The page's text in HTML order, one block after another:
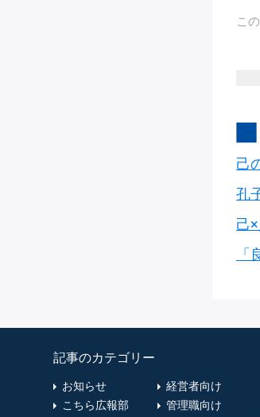
こ
己
孔
己
記事のカテゴリー
お知らせ
こちら広報部
経営者向け
管理職向け